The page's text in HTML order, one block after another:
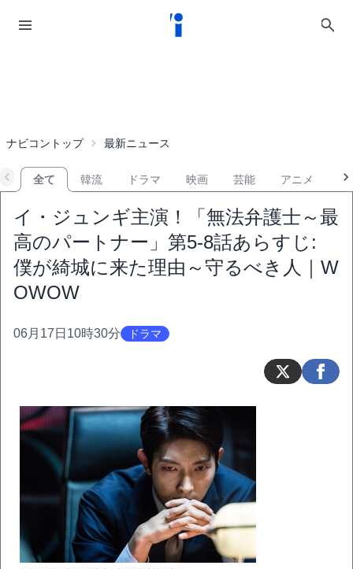
ナビコントップ 最新ニュース
全て 韓流 ドラマ 映画 芸能 アニメ
イ・ジュンギ主演！「無法弁護士～最
高のパートナー」第5-8話あらすじ:
僕が綺城に来た理由～守るべき人｜W
OWOW
06月17日10時30分 ドラマ